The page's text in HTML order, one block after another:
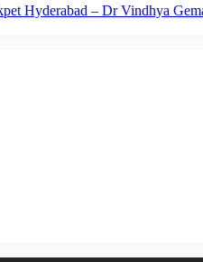
Hyderabad – Dr Vindhya